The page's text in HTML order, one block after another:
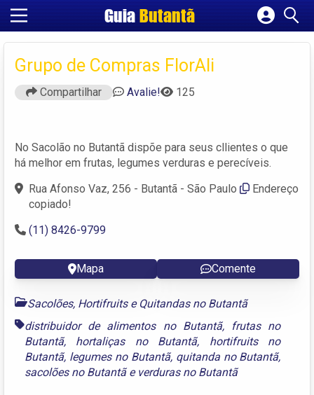
GuiaButantã
Cadastrar empresa
Criar conta
Grupo de Compras FlorAli
Compartilhar Avalie! 125
No Sacolão no Butantã dispõe para seus cllientes o que
há melhor em frutas, legumes verduras e perecíveis.
Rua Afonso Vaz, 256 - Butantã - São Paulo
Endereço
copiado!
(11) 8426-9799
Mapa Comente
Sacolões, Hortifruits e Quitandas no Butantã
distribuidor de alimentos no Butantã, frutas no
Butantã, hortaliças no Butantã, hortifruits no
Butantã, legumes no Butantã, quitanda no Butantã,
sacolões no Butantãe verduras no Butantã